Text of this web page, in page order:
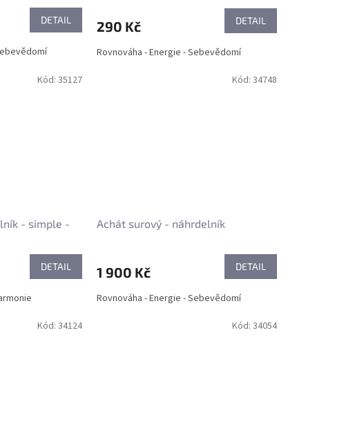
DETAIL 290 Kč DETAIL
Rovnováha - Energie - Sebevědomí
- simple -
DETAIL
Kód: 35127
Achát surový - náhrdelník
1 900 Kč DETAIL
Rovnováha - Energie - Sebevědomí
Kód: 34748
Kód: 34124 Kód: 34054